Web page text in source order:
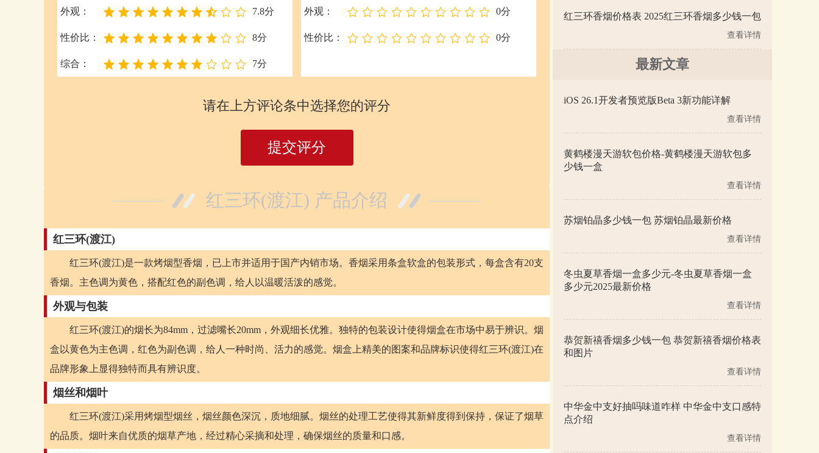
外观： 7.8分
性价比： 8分
综合： 7分
外观： 0分
性价比： 0分
请在上方评论条中选择您的评分
提交评分
红三环(渡江) 产品介绍
红三环(渡江)
红三环(渡江)是一款烤烟型香烟，已上市并适用于国产内销市场。香烟采用条盒软盒的包装形式，每盒含有20支
香烟。主色调为黄色，搭配红色的副色调，给人以温暖活泼的感觉。
外观与包装
红三环(渡江)的烟长为84mm，过滤嘴长20mm，外观细长优雅。独特的包装设计使得烟盒在市场中易于辨识。烟
盒以黄色为主色调，红色为副色调，给人一种时尚、活力的感觉。烟盒上精美的图案和品牌标识使得红三环(渡江)在
品牌形象上显得独特而具有辨识度。
烟丝和烟叶
红三环(渡江)采用烤烟型烟丝，烟丝颜色深沉，质地细腻。烟丝的处理工艺使得其新鲜度得到保持，保证了烟草
的品质。烟叶来自优质的烟草产地，经过精心采摘和处理，确保烟丝的质量和口感。
红三环香烟价格表 2025红三环香烟多少钱一包
查看详情
最新文章
iOS 26.1开发者预览版Beta 3新功能详解
查看详情
黄鹤楼漫天游软包价格-黄鹤楼漫天游软包多
少钱一盒
查看详情
苏烟铂晶多少钱一包 苏烟铂晶最新价格
查看详情
冬虫夏草香烟一盒多少元-冬虫夏草香烟一盒
多少元2025最新价格
查看详情
恭贺新禧香烟多少钱一包 恭贺新禧香烟价格表
和图片
查看详情
中华金中支好抽吗味道咋样 中华金中支口感特
点介绍
查看详情